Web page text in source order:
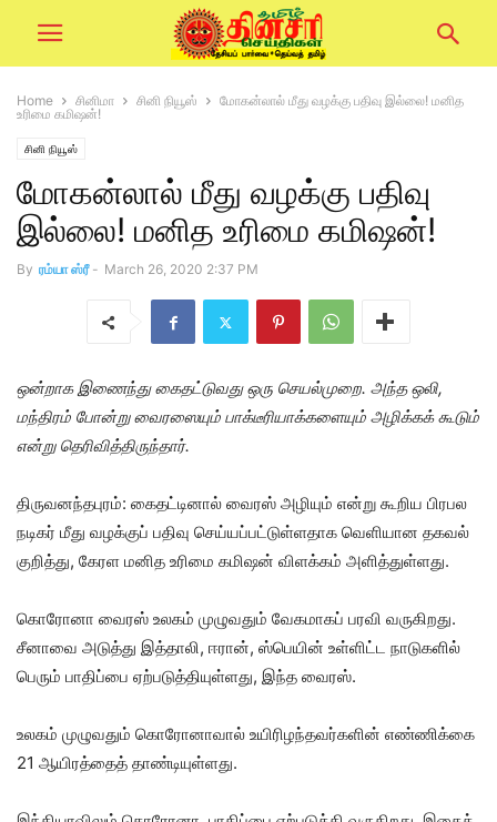
Home சினிமா சினி நியூஸ்
மோகன்லால் மீது வழக்கு பதிவு இல்லை! மனித
உரிமை கமிஷன்!
சினி நியூஸ்
மோகன்லால் மீது வழக்கு பதிவு
இல்லை! மனித உரிமை கமிஷன்!
By ரம்யா ஸ்ரீ - March 26, 2020 2:37 PM
ஒன்றாக இணைந்து கைதட்டுவது ஒரு செயல்முறை. அந்த ஒலி,
மந்திரம் போன்று வைரஸையும் பாக்டீரியாக்களையும் அழிக்கக் கூடும்
என்று தெரிவித்திருந்தார்.
திருவனந்தபுரம்: கைதட்டினால் வைரஸ் அழியும் என்று கூறிய பிரபல
நடிகர் மீது வழக்குப் பதிவு செய்யப்பட்டுள்ளதாக வெளியான தகவல்
குறித்து, கேரள மனித உரிமை கமிஷன் விளக்கம் அளித்துள்ளது.
கொரோனா வைரஸ் உலகம் முழுவதும் வேகமாகப் பரவி வருகிறது.
சீனாவை அடுத்து இத்தாலி, ஈரான், ஸ்பெயின் உள்ளிட்ட நாடுகளில்
பெரும் பாதிப்பை ஏற்படுத்தியுள்ளது, இந்த வைரஸ்.
உலகம் முழுவதும் கொரோனாவால் உயிரிழந்தவர்களின் எண்ணிக்கை
21 ஆயிரத்தைத் தாண்டியுள்ளது.